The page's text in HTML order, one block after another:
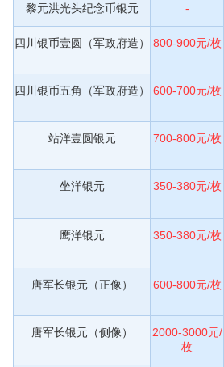
黎元洪光头纪念币银元 -
四川银币壹圆（军政府造） 800-900元/枚
四川银币五角（军政府造） 600-700元/枚
站洋壹圆银元 700-800元/枚
坐洋银元 350-380元/枚
鹰洋银元 350-380元/枚
唐军长银元（正像） 600-800元/枚
唐军长银元（侧像）
2000-3000元/
枚